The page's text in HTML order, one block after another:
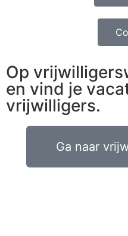
Op
en vind je
vrijwilligers.
Ga naar